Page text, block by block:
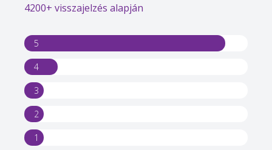
4200+ visszajelzés alapján
5
4
3
2
1